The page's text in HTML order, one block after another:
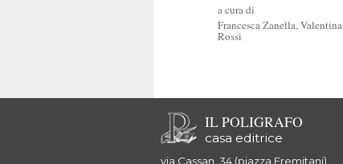
a cura di
Francesca Zanella,Valentina
Rossi
IL POLIGRAFO
casa editrice
via Cassan, 34 (piazza Eremitani)